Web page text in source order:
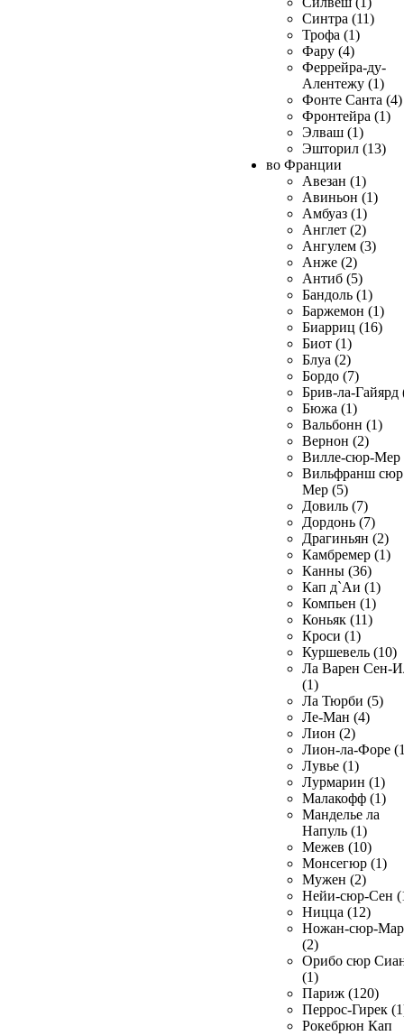
Синтра (11)
Трофа (1)
Фару (4)
Феррейра-ду-
Алентежу (1)
Фонте Санта (4)
Фронтейра (1)
Элваш (1)
Эшторил (13)
во Франции
Авезан (1)
Авиньон (1)
Амбуаз (1)
Англет (2)
Ангулем (3)
Анже (2)
Антиб (5)
Бандоль (1)
Баржемон (1)
Биарриц (16)
Биот (1)
Блуа (2)
Бордо (7)
Брив-ла-Гайярд
Бюжа (1)
Вальбонн (1)
Вернон (2)
Вилле-сюр-Мер
Вильфранш сюр
Мер (5)
Довиль (7)
Дордонь (7)
Драгиньян (2)
Камбремер (1)
Канны (36)
Кап д`Аи (1)
Компьен (1)
Коньяк (11)
Кроси (1)
Куршевель (10)
Ла Варен Сен-
(1)
Ла Тюрби (5)
Ле-Ман (4)
Лион (2)
Лион-ла-Форе
Лувье (1)
Лурмарин (1)
Малакофф (1)
Манделье ла
Напуль (1)
Межев (10)
Монсегюр (1)
Мужен (2)
Нейи-сюр-Сен
Ницца (12)
Ножан-сюр-
(2)
Орибо сюр
(1)
Париж (120)
Перрос-Гирек
Рокебрюн Кап